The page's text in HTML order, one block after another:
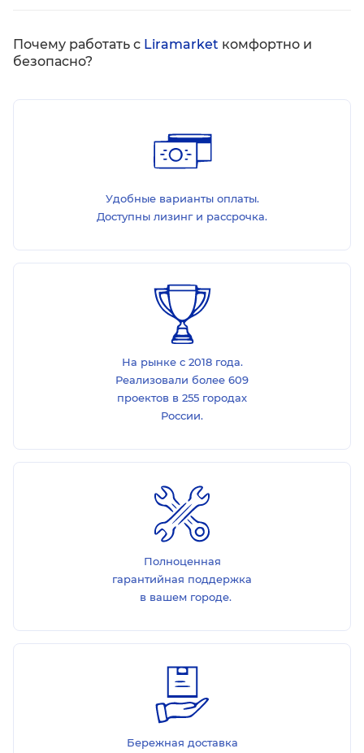
Почему работать с Liramarket комфортно и
безопасно?
Удобные варианты оплаты.
Доступны лизинг и рассрочка.
На рынке с 2018 года.
Реализовали более 609
проектов в 255 городах
России.
Полноценная
гарантийная поддержка
в вашем городе.
Бережная доставка